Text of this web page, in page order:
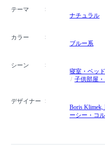
テーマ
ナチュラル
カラー
ブルー系
シーン
寝室・ベッ
子供部屋
デザイナー
Boris
ーシー・コ